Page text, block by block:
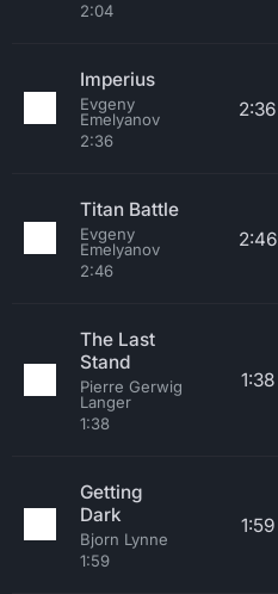
2:04
Imperius
Evgeny
Emelyanov
2:36
2:36
Titan Battle
Evgeny
Emelyanov
2:46
2:46
The Last
Stand
Pierre Gerwig
Langer
1:38
1:38
Getting
Dark
Bjorn Lynne
1:59
1:59